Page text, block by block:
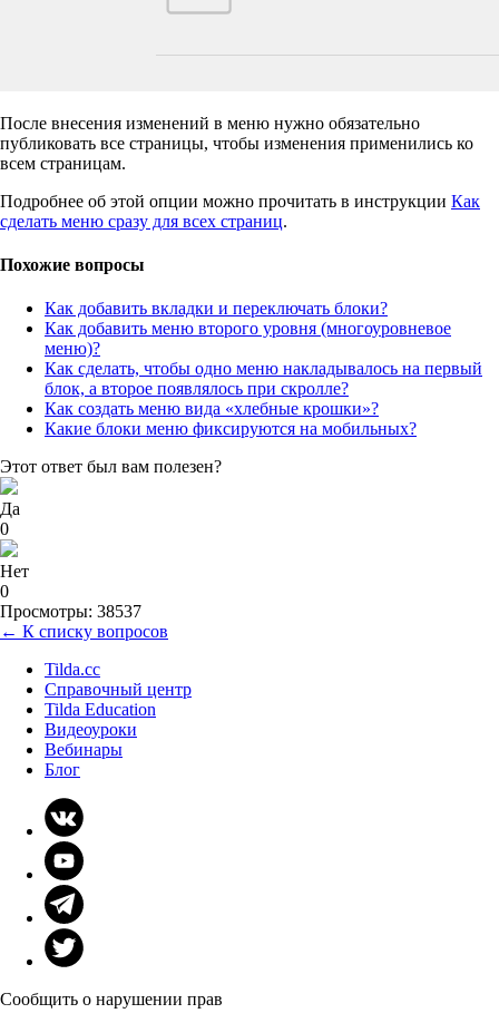
После внесения изменений в меню нужно обязательно
публиковать все страницы, чтобы изменения применились ко
всем страницам.
Подробнее об этой опции можно прочитать в инструкции Как
сделать меню сразу для всех страниц.
Похожие вопросы
Как добавить вкладки и переключать блоки?
Как добавить меню второго уровня (многоуровневое
меню)?
Как сделать, чтобы одно меню накладывалось на первый
блок, а второе появлялось при скролле?
Как создать меню вида «хлебные крошки»?
Какие блоки меню фиксируются на мобильных?
Этот ответ был вам полезен?
Да
0
Нет
0
Просмотры: 38537
← К списку вопросов
Tilda.cc
Справочный центр
Tilda Education
Видеоуроки
Вебинары
Блог
Сообщить о нарушении прав